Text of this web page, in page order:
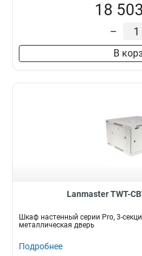
18
–
В
Lanmaster TWT-
Шкаф настенный серии Pro, 3-
металлическая дверь
Подробнее